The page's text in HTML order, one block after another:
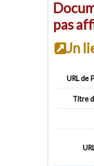
pas
Un
URL de
Titre